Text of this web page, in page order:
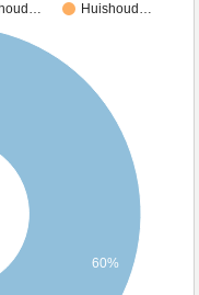
Huishoud…
60%